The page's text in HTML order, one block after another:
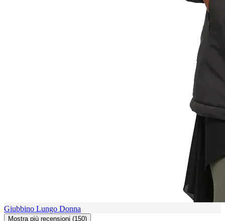
Giubbino Lungo Donna
Mostra più recensioni (150)